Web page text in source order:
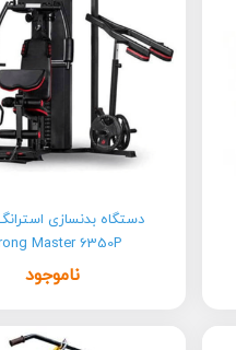
دستگاه بدنسازی
Master 6350P
ناموجود